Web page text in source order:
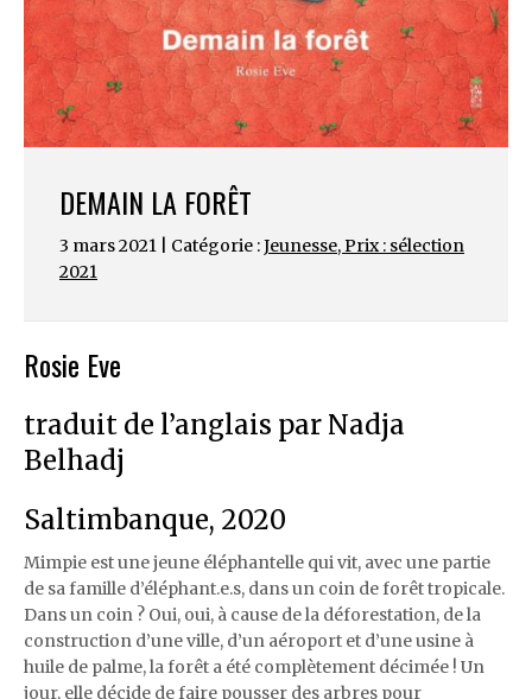
DEMAIN LA FORÊT
3 mars 2021 | Catégorie :Jeunesse,Prix : sélection
2021
Rosie Eve
traduit de l’anglais par Nadja
Belhadj
Saltimbanque, 2020
Mimpie est une jeune éléphantelle qui vit, avec une partie
de sa famille d’éléphant.e.s, dans un coin de forêt tropicale.
Dans un coin ? Oui, oui, à cause de la déforestation, de la
construction d’une ville, d’un aéroport et d’une usine à
huile de palme, la forêt a été complètement décimée ! Un
jour, elle décide de faire pousser des arbres pour